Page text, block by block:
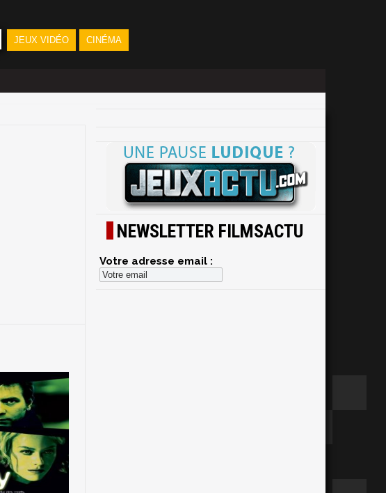
JEUX VIDÉO CINÉMA
NEWSLETTER FILMSACTU
Votre adresse email :